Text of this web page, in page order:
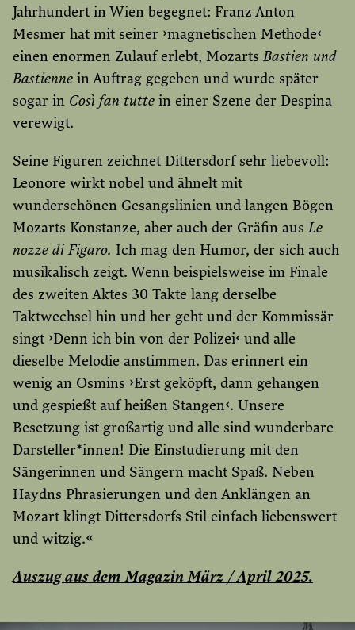
Jahrhundert in Wien begegnet: Franz Anton
Mesmer hat mit seiner ›magnetischen Methode‹
einen enormen Zulauf erlebt, MozartsBastien und
Bastienne in Auftrag gegeben und wurde später
sogar in Così fan tutte in einer Szene der Despina
verewigt.
Seine Figuren zeichnet Dittersdorf sehr liebevoll:
Leonore wirkt nobel und ähnelt mit
wunderschönen Gesangslinien und langen Bögen
Mozarts Konstanze, aber auch der Gräfin ausLe
nozze di Figaro. Ich mag den Humor, der sich auch
musikalisch zeigt. Wenn beispielsweise im Finale
des zweiten Aktes 30 Takte lang derselbe
Taktwechsel hin und her geht und der Kommissär
singt ›Denn ich bin von der Polizei‹ und alle
dieselbe Melodie anstimmen. Das erinnert ein
wenig an Osmins ›Erst geköpft, dann gehangen
und gespießt auf heißen Stangen‹. Unsere
Besetzung ist großartig und alle sind wunderbare
Darsteller*innen! Die Einstudierung mit den
Sängerinnen und Sängern macht Spaß. Neben
Haydns Phrasierungen und den Anklängen an
Mozart klingt Dittersdorfs Stil einfach liebenswert
und witzig.«
Auszug aus dem Magazin März / April 2025.